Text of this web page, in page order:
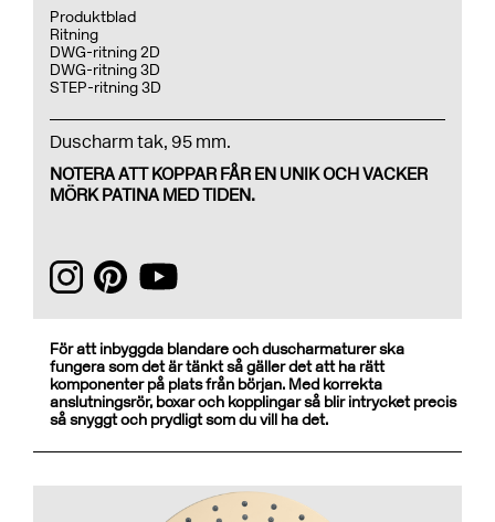
Produktblad
Ritning
DWG-ritning 2D
DWG-ritning 3D
STEP-ritning 3D
Duscharm tak, 95 mm.
NOTERA ATT KOPPAR FÅR EN UNIK OCH VACKER
MÖRK PATINA MED TIDEN.
För att inbyggda blandare och duscharmaturer ska
fungera som det är tänkt så gäller det att ha rätt
komponenter på plats från början. Med korrekta
anslutningsrör, boxar och kopplingar så blir intrycket precis
så snyggt och prydligt som du vill ha det.